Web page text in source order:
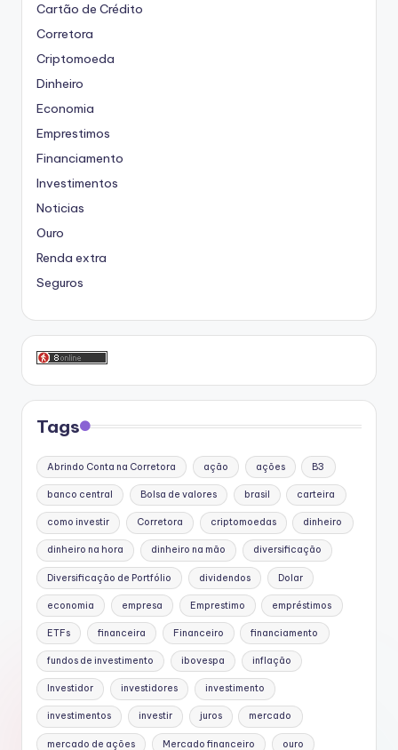
Cartão de Crédito
Corretora
Criptomoeda
Dinheiro
Economia
Emprestimos
Financiamento
Investimentos
Noticias
Ouro
Renda extra
Seguros
Tags
Abrindo Conta na Corretora ação ações B3
banco central Bolsa de valores brasil carteira
como investir Corretora criptomoedas dinheiro
dinheiro na hora dinheiro na mão diversificação
Diversificação de Portfólio dividendos Dolar
economia empresa Emprestimo empréstimos
ETFs financeira Financeiro financiamento
fundos de investimento ibovespa inflação
Investidor investidores investimento
investimentos investir juros mercado
mercado de ações Mercado financeiro ouro